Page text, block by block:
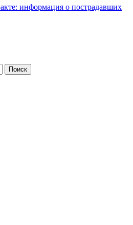
информация о пострадавших